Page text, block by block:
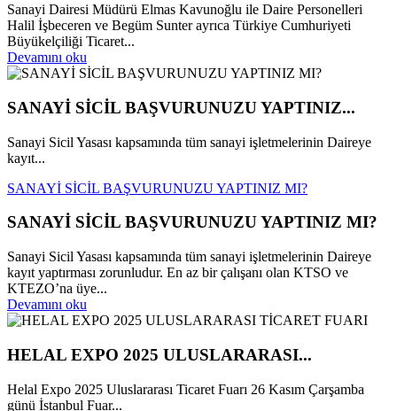
Sanayi Dairesi Müdürü Elmas Kavunoğlu ile Daire Personelleri
Halil İşbeceren ve Begüm Sunter ayrıca Türkiye Cumhuriyeti
Büyükelçiliği Ticaret...
Devamını oku
SANAYİ SİCİL BAŞVURUNUZU YAPTINIZ...
Sanayi Sicil Yasası kapsamında tüm sanayi işletmelerinin Daireye
kayıt...
SANAYİ SİCİL BAŞVURUNUZU YAPTINIZ MI?
SANAYİ SİCİL BAŞVURUNUZU YAPTINIZ MI?
Sanayi Sicil Yasası kapsamında tüm sanayi işletmelerinin Daireye
kayıt yaptırması zorunludur. En az bir çalışanı olan KTSO ve
KTEZO’na üye...
Devamını oku
HELAL EXPO 2025 ULUSLARARASI...
Helal Expo 2025 Uluslararası Ticaret Fuarı 26 Kasım Çarşamba
günü İstanbul Fuar...